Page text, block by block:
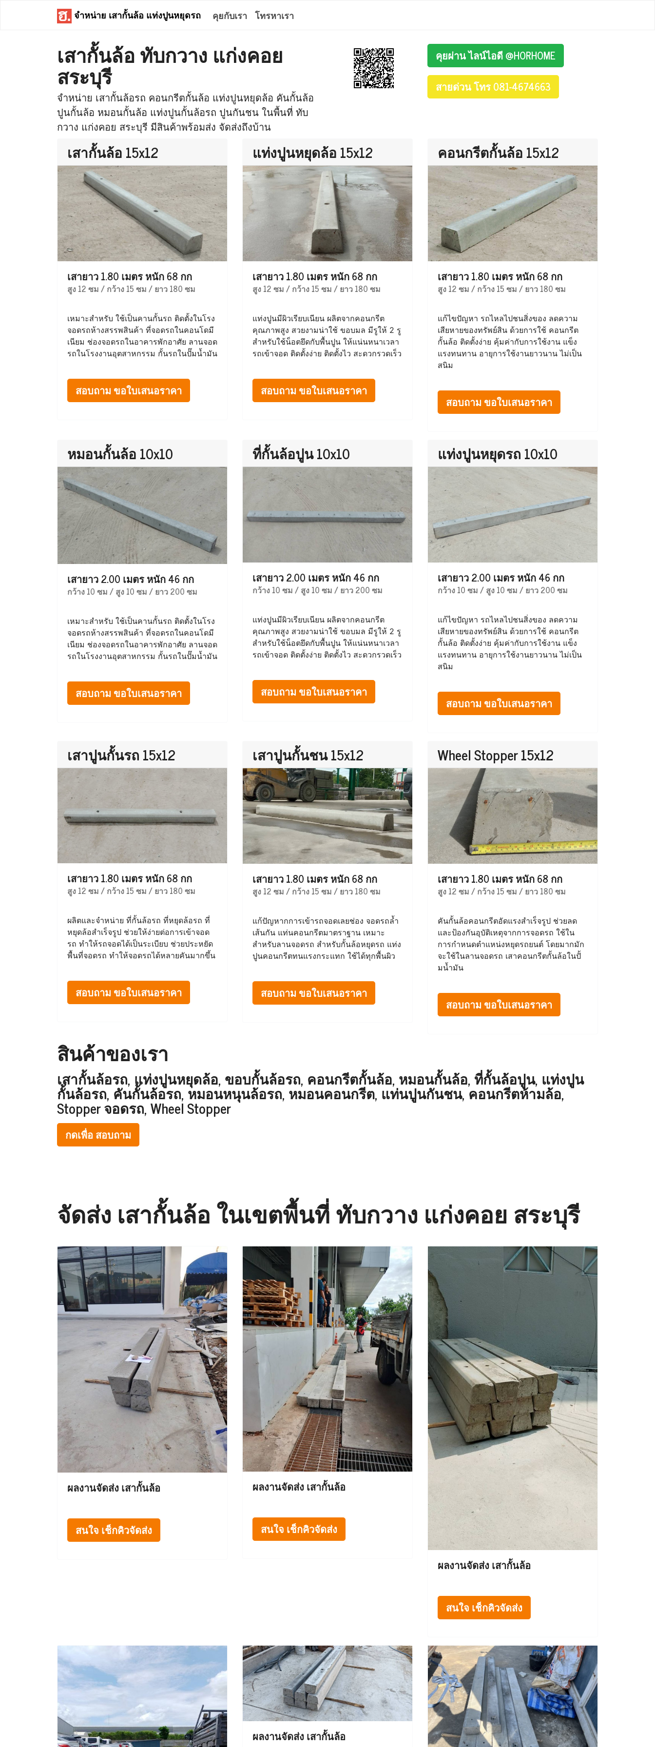
จำหน่าย เสากั้นล้อ แท่งปูนหยุดรถ คุยกับเรา โทรหาเรา
เสากั้นล้อ ทับกวาง แก่งคอย
สระบุรี
จำหน่าย เสากั้นล้อรถ คอนกรีตกั้นล้อ แท่งปูนหยุดล้อ คันกั้นล้อ
ปูนกั้นล้อ หมอนกั้นล้อ แท่งปูนกั้นล้อรถ ปูนกันชน ในพื้นที่ ทับ
กวาง แก่งคอย สระบุรี มีสินค้าพร้อมส่ง จัดส่งถึงบ้าน
คุยผ่าน ไลน์ไอดี @HORHOME
สายด่วน โทร 081-4674663
เสากั้นล้อ 15x12
เสายาว 1.80 เมตร หนัก 68 กก
สูง 12 ซม / กว้าง 15 ซม / ยาว 180 ซม
เหมาะสำหรับ ใช้เป็นคานกั้นรถ ติดตั้งในโรง
จอดรถห้างสรรพสินค้า ที่จอดรถในคอนโดมี
เนียม ช่องจอดรถในอาคารพักอาศัย ลานจอด
รถในโรงงานอุตสาหกรรม กั้นรถในปั๊มน้ำมัน
สอบถาม ขอใบเสนอราคา
แท่งปูนหยุดล้อ 15x12
เสายาว 1.80 เมตร หนัก 68 กก
สูง 12 ซม / กว้าง 15 ซม / ยาว 180 ซม
แท่งปูนมีผิวเรียบเนียน ผลิตจากคอนกรีต
คุณภาพสูง สวยงามน่าใช้ ขอบมล มีรูให้ 2 รู
สำหรับใช้น็อตยึดกับพื้นปูน ให้แน่นหนาเวลา
รถเข้าจอด ติดตั้งง่าย ติดตั้งไว สะดวกรวดเร็ว
สอบถาม ขอใบเสนอราคา
คอนกรีตกั้นล้อ 15x12
เสายาว 1.80 เมตร หนัก 68 กก
สูง 12 ซม / กว้าง 15 ซม / ยาว 180 ซม
แก้ไขปัญหา รถไหลไปชนสิ่งของ ลดความ
เสียหายของทรัพย์สิน ด้วยการใช้ คอนกรีต
กั้นล้อ ติดตั้งง่าย คุ้มค่ากับการใช้งาน แข็ง
แรงทนทาน อายุการใช้งานยาวนาน ไม่เป็น
สนิม
สอบถาม ขอใบเสนอราคา
หมอนกั้นล้อ 10x10
เสายาว 2.00 เมตร หนัก 46 กก
กว้าง 10 ซม / สูง 10 ซม / ยาว 200 ซม
เหมาะสำหรับ ใช้เป็นคานกั้นรถ ติดตั้งในโรง
จอดรถห้างสรรพสินค้า ที่จอดรถในคอนโดมี
เนียม ช่องจอดรถในอาคารพักอาศัย ลานจอด
รถในโรงงานอุตสาหกรรม กั้นรถในปั๊มน้ำมัน
สอบถาม ขอใบเสนอราคา
ที่กั้นล้อปูน 10x10
เสายาว 2.00 เมตร หนัก 46 กก
กว้าง 10 ซม / สูง 10 ซม / ยาว 200 ซม
แท่งปูนมีผิวเรียบเนียน ผลิตจากคอนกรีต
คุณภาพสูง สวยงามน่าใช้ ขอบมล มีรูให้ 2 รู
สำหรับใช้น็อตยึดกับพื้นปูน ให้แน่นหนาเวลา
รถเข้าจอด ติดตั้งง่าย ติดตั้งไว สะดวกรวดเร็ว
สอบถาม ขอใบเสนอราคา
แท่งปูนหยุดรถ 10x10
เสายาว 2.00 เมตร หนัก 46 กก
กว้าง 10 ซม / สูง 10 ซม / ยาว 200 ซม
แก้ไขปัญหา รถไหลไปชนสิ่งของ ลดความ
เสียหายของทรัพย์สิน ด้วยการใช้ คอนกรีต
กั้นล้อ ติดตั้งง่าย คุ้มค่ากับการใช้งาน แข็ง
แรงทนทาน อายุการใช้งานยาวนาน ไม่เป็น
สนิม
สอบถาม ขอใบเสนอราคา
เสาปูนกั้นรถ 15x12
เสายาว 1.80 เมตร หนัก 68 กก
สูง 12 ซม / กว้าง 15 ซม / ยาว 180 ซม
ผลิตและจำหน่าย ที่กั้นล้อรถ ที่หยุดล้อรถ ที่
หยุดล้อสำเร็จรูป ช่วยให้ง่ายต่อการเข้าจอด
รถ ทำให้รถจอดได้เป็นระเบียบ ช่วยประหยัด
พื้นที่จอดรถ ทำให้จอดรถได้หลายคันมากขึ้น
สอบถาม ขอใบเสนอราคา
เสาปูนกั้นชน 15x12
เสายาว 1.80 เมตร หนัก 68 กก
สูง 12 ซม / กว้าง 15 ซม / ยาว 180 ซม
แก้ปัญหากการเข้ารถจอดเลยช่อง จอดรถล้ำ
เส้นกัน แท่นคอนกรีตมาตราฐาน เหมาะ
สำหรับลานจอดรถ สำหรับกั้นล้อหยุดรถ แท่ง
ปูนคอนกรีตทนแรงกระแทก ใช้ได้ทุกพื้นผิว
สอบถาม ขอใบเสนอราคา
Wheel Stopper 15x12
เสายาว 1.80 เมตร หนัก 68 กก
สูง 12 ซม / กว้าง 15 ซม / ยาว 180 ซม
คันกั้นล้อคอนกรีตอัดแรงสำเร็จรูป ช่วยลด
และป้องกันอุบัติเหตุจากการจอดรถ ใช้ใน
การกำหนดตำแหน่งหยุดรถยนต์ โดยมากมัก
จะใช้ในลานจอดรถ เสาคอนกรีตกั้นล้อในปั้
มน้ำมัน
สอบถาม ขอใบเสนอราคา
สินค้าของเรา
เสากั้นล้อรถ, แท่งปูนหยุดล้อ, ขอบกั้นล้อรถ, คอนกรีตกั้นล้อ, หมอนกั้นล้อ, ที่กั้นล้อปูน, แท่งปูน
กั้นล้อรถ, คันกั้นล้อรถ, หมอนหนุนล้อรถ, หมอนคอนกรีต, แท่นปูนกันชน, คอนกรีตห้ามล้อ,
Stopper จอดรถ, Wheel Stopper
กดเพื่อ สอบถาม
จัดส่ง เสากั้นล้อ ในเขตพื้นที่ ทับกวาง แก่งคอย สระบุรี
ผลงานจัดส่ง เสากั้นล้อ
สนใจ เช็กคิวจัดส่ง
ผลงานจัดส่ง เสากั้นล้อ
สนใจ เช็กคิวจัดส่ง
ผลงานจัดส่ง เสากั้นล้อ
สนใจ เช็กคิวจัดส่ง
ผลงานจัดส่ง เสากั้นล้อ